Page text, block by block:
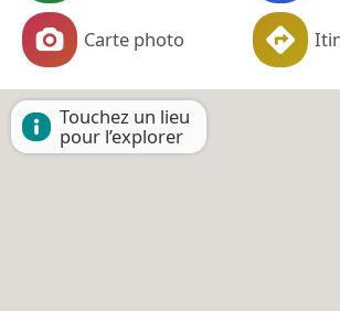
Carte photo
Touchez un lieu
pour l’explorer